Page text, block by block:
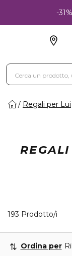
-
Regali per Lui
193 Prodotto/i
Ordina per